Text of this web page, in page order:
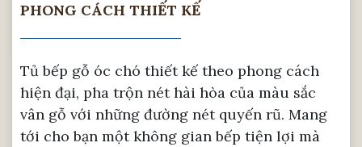
PHONG CÁCH THIẾT KẾ
Tủ bếp gỗ óc chó thiết kế theo phong cách
hiện đại, pha trộn nét hài hòa của màu sắc
vân gỗ với những đường nét quyến rũ. Mang
tới cho bạn một không gian bếp tiện lợi mà